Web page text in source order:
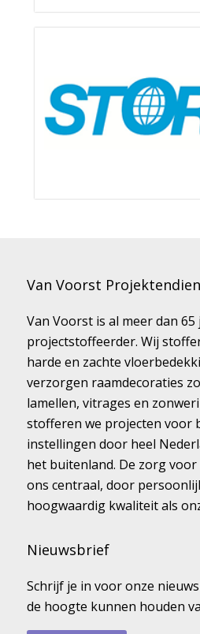
Van Voorst
Van Voorst is al meer dan
projectstoffeerder. Wij
harde en zachte
verzorgen raamdecoraties
lamellen, vitrages en
stofferen we projecten voor
instellingen door heel
het buitenland. De zorg
ons centraal, door
hoogwaardig kwaliteit als
Nieuwsbrief
Schrijf je in voor onze
de hoogte kunnen houden